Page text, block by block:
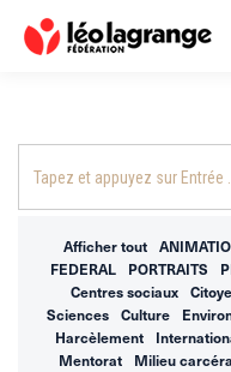
Afficher tout
FEDERAL
PORTRAITS
Centres sociaux
Sciences
Culture
Harcèlement
Mentorat
Milieu